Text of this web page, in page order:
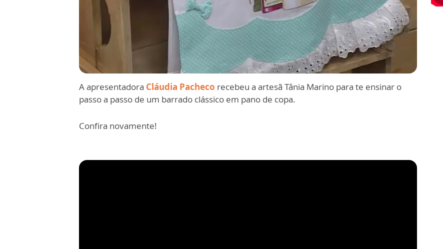
A apresentadora Cláudia Pacheco recebeu a artesã Tânia Marino para te ensinar o
passo a passo de um barrado clássico em pano de copa.
Confira novamente!